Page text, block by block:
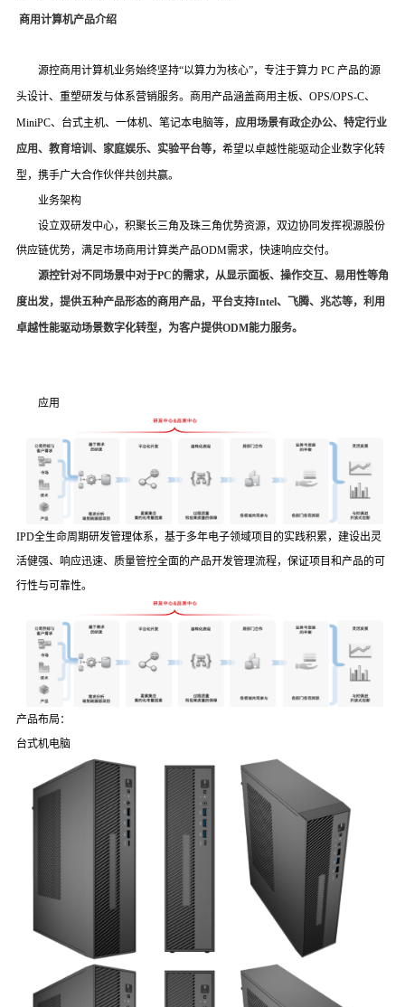
商用计算机产品介绍
源控商用计算机业务始终坚持“以算力为核心”，专注于算力 PC 产品的源
头设计、重塑研发与体系营销服务。商用产品涵盖商用 主板、 OPS/OPS-C、
MiniPC、台式主机、一体机、笔记本电脑等， 应用场景有政企办公、特定行业
应用、教育培训、家庭娱乐、实验平台等， 希望以卓越性能驱动企业数字化转
型，携手广大合作伙伴共创共赢。
业务架构
设立双研发中心，积聚长三角及珠三角优势资源，双边协同发挥视源股份
供应链优势，满足市场商用计算类产品ODM需求，快速响应交付。
源控针对不同场景中对于PC的需求，从显示面板、操作交互、易用性等角
度出发，提供五种产品形态的商用产品，平台支持Intel、飞腾、兆芯等，利用
卓越性能驱动场景数字化转型，为客户提供ODM能力服务。
应用
IPD全生命周期研发管理体系，基于多年电子领域项目的实践积累，建设出灵
活健强、响应迅速、质量管控全面的产品开发管理流程，保证项目和产品的可
行性与可靠性。
产品布局：
台式机电脑